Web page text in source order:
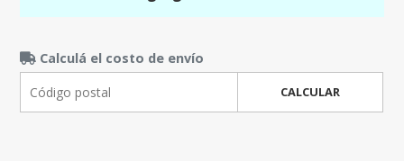
Calculá el costo de envío
CALCULAR